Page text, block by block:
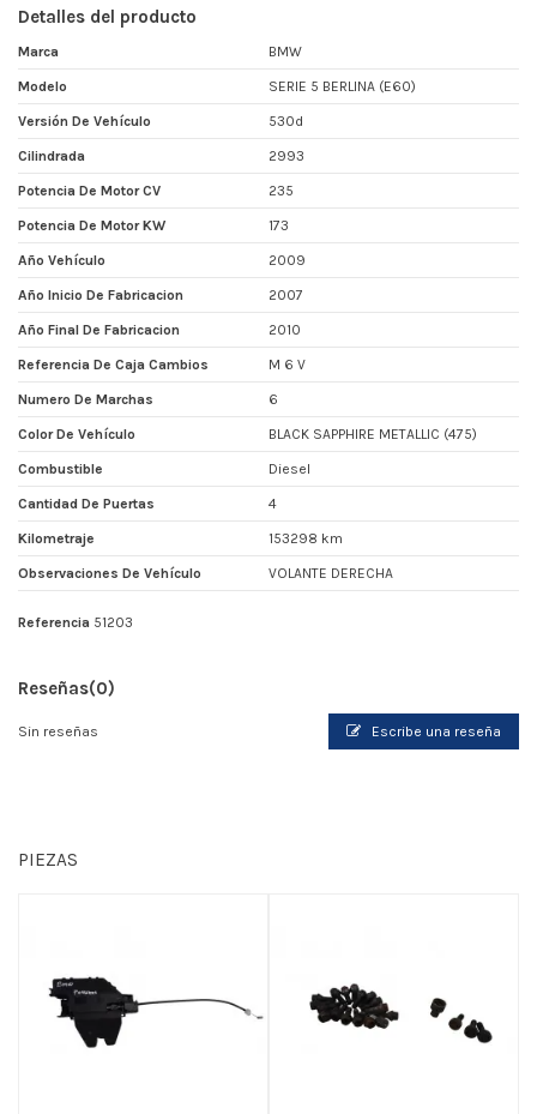
Detalles del producto
Marca BMW
Modelo SERIE 5 BERLINA (E60)
Versión De Vehículo 530d
Cilindrada 2993
Potencia De Motor CV 235
Potencia De Motor KW 173
Año Vehículo 2009
Año Inicio De Fabricacion 2007
Año Final De Fabricacion 2010
Referencia De Caja Cambios M 6 V
Numero De Marchas 6
Color De Vehículo BLACK SAPPHIRE METALLIC (475)
Combustible Diesel
Cantidad De Puertas 4
Kilometraje 153298 km
Observaciones De Vehículo VOLANTE DERECHA
Referencia 51203
Reseñas(0)
Sin reseñas Escribe una reseña
PIEZAS